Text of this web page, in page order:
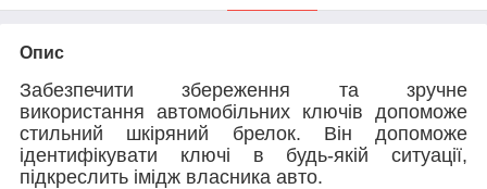
Опис
Забезпечити збереження та зручне
використання автомобільних ключів допоможе
стильний шкіряний брелок. Він допоможе
ідентифікувати ключі в будь-якій ситуації,
підкреслить імідж власника авто.